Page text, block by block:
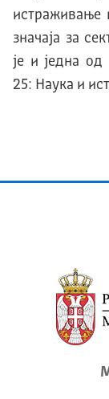
истраживање
значаја за
је и једна од
25: Наука и